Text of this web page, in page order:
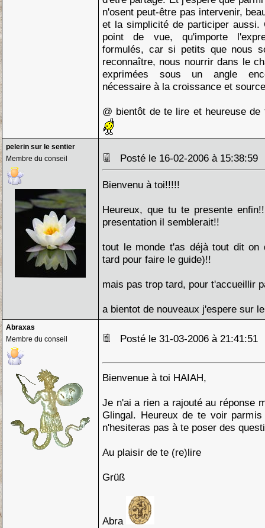
n'osent peut-être pas intervenir,
et la simplicité de participer aussi.
point de vue, qu'importe
formulés, car si petits que nous
reconnaître, nous nourrir dans le
exprimées sous un angle
nécessaire à la croissance et
@ bientôt de te lire et heureuse
pelerin sur le sentier
Membre du conseil
Posté le 16-02-2006 à
Bienvenu à toi!!!!!
Heureux, que tu te presente
presentation il semblerait!!
tout le monde t'as déjà tout dit on
tard pour faire le guide)!!
mais pas trop tard, pour t'accueillir
a bientot de nouveaux j'espere sur
Abraxas
Membre du conseil
Posté le 31-03-2006 à
Bienvenue à toi HAIAH,
Je n'ai a rien a rajouté au réponse
Glingal. Heureux de te voir
n'hesiteras pas à te poser des
Au plaisir de te (re)lire
Grüß
Abra